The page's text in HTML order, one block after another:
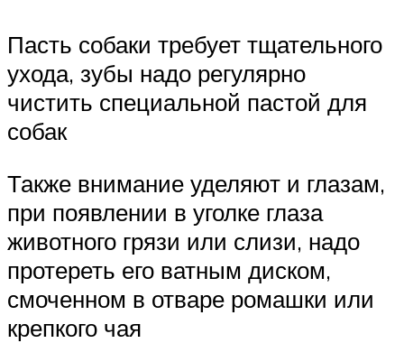
Пасть собаки требует тщательного
ухода, зубы надо регулярно
чистить специальной пастой для
собак
Также внимание уделяют и глазам,
при появлении в уголке глаза
животного грязи или слизи, надо
протереть его ватным диском,
смоченном в отваре ромашки или
крепкого чая